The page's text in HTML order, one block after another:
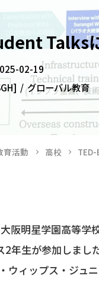
Talks
02-19
グローバル教育
育活動 高校
阪明星学園高等学
2年生が参加しま
ウィップス・ジュ